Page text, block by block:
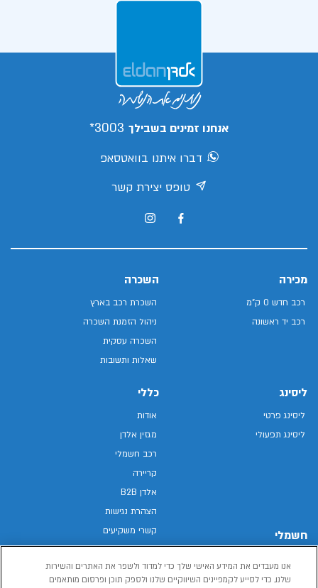
אנחנו זמינים בשבילך 3003*
דברו איתנו בוואטסאפ
טופס יצירת קשר
מכירה
רכב חדש 0 ק"מ
רכב יד ראשונה
השכרה
השכרת רכב בארץ
ניהול הזמנת השכרה
השכרה עסקית
שאלות ותשובות
ליסינג
ליסינג פרטי
ליסינג תפעולי
חשמלי
רכב חשמלי
כללי
אודות
מגזין אלדן
רכב חשמלי
קריירה
אלדן B2B
הצהרת נגישות
קשרי משקיעים
מפת האתר
מדיניות פרטיות
אנו מעבדים את המידע האישי שלך כדי למדוד ולשפר את האתרים והשירות
שלנו, כדי לסייע לקמפיינים השיווקיים שלנו ולספק תוכן ופרסום מותאמים